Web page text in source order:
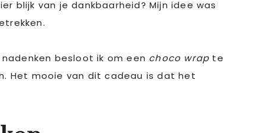
blijk van je dankbaarheid? Mijn idee was
besloot ik om een choco wrap te
Het mooie van dit cadeau is dat het